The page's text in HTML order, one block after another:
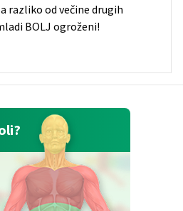
razliko od večine drugih
BOLJ ogroženi!